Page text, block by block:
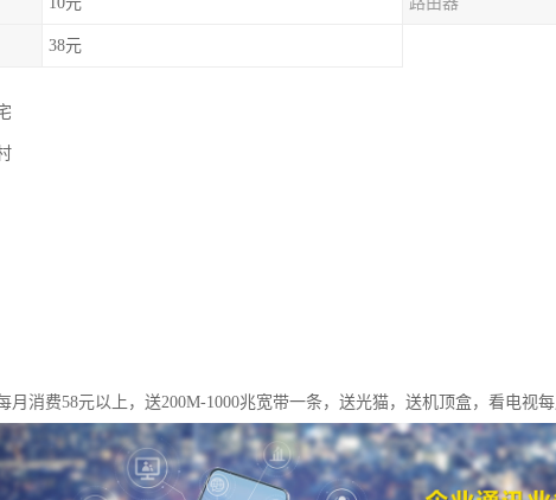
38元
月消费58元以上，送200M-1000兆宽带一条，送光猫，送机顶盒，看电视